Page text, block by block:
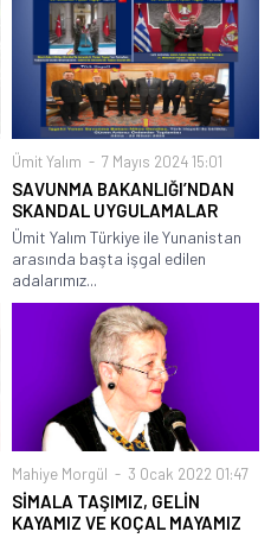
Ümit Yalım 7 Mayıs 2024 15:01
SAVUNMA BAKANLIĞI’NDAN
SKANDAL UYGULAMALAR
Ümit Yalım Türkiye ile Yunanistan
arasında başta işgal edilen
adalarımız...
Mahiye Morgül 3 Ocak 2022 01:47
SİMALA TAŞIMIZ, GELİN
KAYAMIZ VE KOÇAL MAYAMIZ